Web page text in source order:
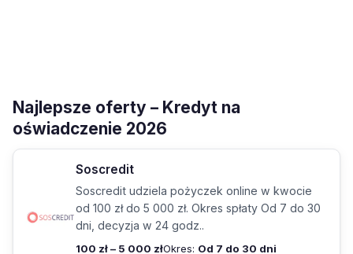
Najlepsze oferty – Kredyt na
oświadczenie 2026
Soscredit
Soscredit udziela pożyczek online w kwocie
od 100 zł do 5 000 zł. Okres spłaty Od 7 do 30
dni, decyzja w 24 godz..
100 zł – 5 000 złOkres: Od 7 do 30 dni